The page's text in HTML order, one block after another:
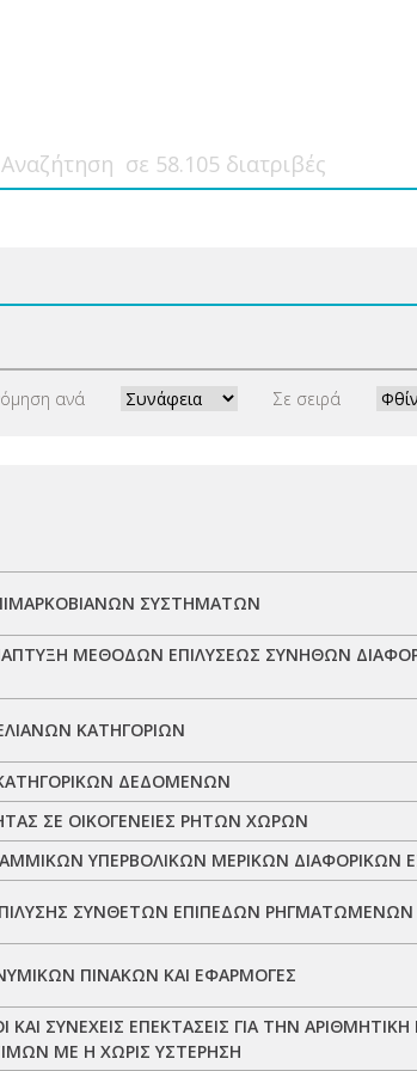
ανά Σε σειρά
ΣΥΣΤΗΜΑΤΩΝ
ΜΕΘΟΔΩΝ ΕΠΙΛΥΣΕΩΣ ΣΥΝΗΘΩΝ
ΚΑΤΗΓΟΡΙΩΝ
ΔΕΔΟΜΕΝΩΝ
ΣΕ ΟΙΚΟΓΕΝΕΙΕΣ ΡΗΤΩΝ ΧΩΡΩΝ
ΥΠΕΡΒΟΛΙΚΩΝ ΜΕΡΙΚΩΝ ΔΙΑΦΟΡΙΚΩΝ
ΣΥΝΘΕΤΩΝ ΕΠΙΠΕΔΩΝ
ΠΙΝΑΚΩΝ ΚΑΙ ΕΦΑΡΜΟΓΕΣ
ΣΥΝΕΧΕΙΣ ΕΠΕΚΤΑΣΕΙΣ ΓΙΑ ΤΗΝ ΑΡΙΘΜΗΤΙΚΗ
ΜΕ Η ΧΩΡΙΣ ΥΣΤΕΡΗΣΗ